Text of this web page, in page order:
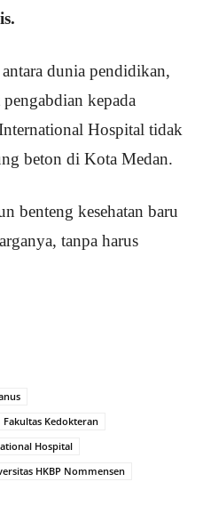
dunia pendidikan,
kepada
Hospital tidak
beton di Kota Medan.
benteng kesehatan baru
tanpa harus
Fakultas Kedokteran
Hospital
HKBP Nommensen